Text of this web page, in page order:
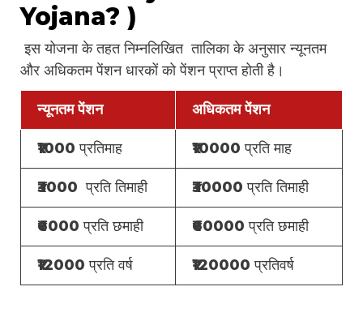
Yojana? )
इस योजना के तहत निम्नलिखित तालिका के अनुसार न्यूनतम
और अधिकतम पेंशन धारकों को पेंशन प्राप्त होती है।
न्यूनतम पेंशन अधिकतम पेंशन
₹1000 प्रतिमाह ₹10000 प्रति माह
₹3000 प्रति तिमाही ₹30000 प्रति तिमाही
₹6000 प्रति छमाही ₹60000 प्रति छमाही
₹12000 प्रति वर्ष ₹120000 प्रतिवर्ष